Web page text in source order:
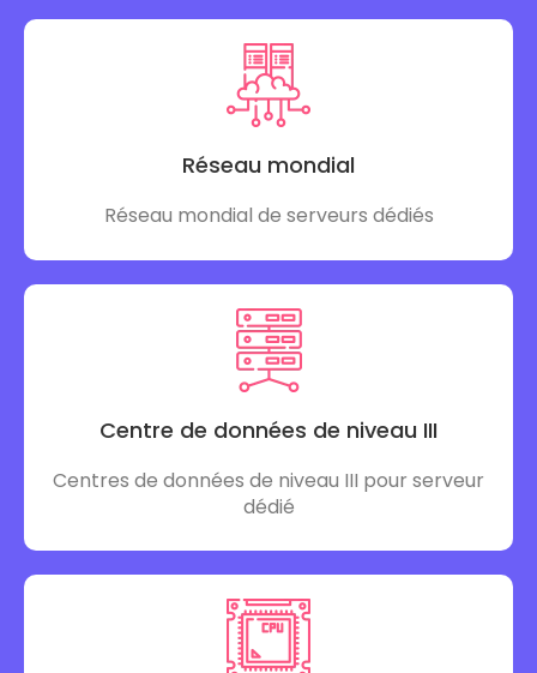
Réseau mondial
Réseau mondial de serveurs dédiés
Centre de données de niveau III
Centres de données de niveau III pour serveur
dédié